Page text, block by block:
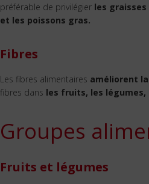
préférable de privilégier les
et les poissons gras.
Fibres
Les fibres alimentaires améliorent
fibres dans les fruits, les
Groupes
Fruits et légumes